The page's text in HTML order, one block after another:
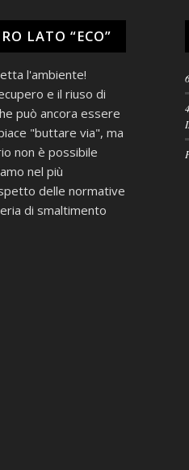
LATO “ECO”
l'ambiente!
e il riuso di
può ancora essere
"buttare via", ma
non è possibile
nel più
delle normative
di smaltimento